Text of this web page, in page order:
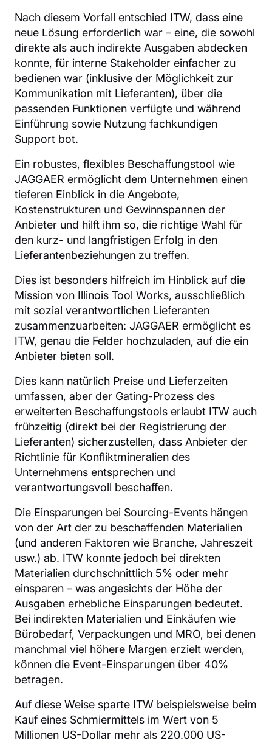
Nach diesem Vorfall entschied ITW, dass eine
neue Lösung erforderlich war – eine, die sowohl
direkte als auch indirekte Ausgaben abdecken
konnte, für interne Stakeholder einfacher zu
bedienen war (inklusive der Möglichkeit zur
Kommunikation mit Lieferanten), über die
passenden Funktionen verfügte und während
Einführung sowie Nutzung fachkundigen
Support bot.
Ein robustes, flexibles Beschaffungstool wie
JAGGAER ermöglicht dem Unternehmen einen
tieferen Einblick in die Angebote,
Kostenstrukturen und Gewinnspannen der
Anbieter und hilft ihm so, die richtige Wahl für
den kurz- und langfristigen Erfolg in den
Lieferantenbeziehungen zu treffen.
Dies ist besonders hilfreich im Hinblick auf die
Mission von Illinois Tool Works, ausschließlich
mit sozial verantwortlichen Lieferanten
zusammenzuarbeiten: JAGGAER ermöglicht es
ITW, genau die Felder hochzuladen, auf die ein
Anbieter bieten soll.
Dies kann natürlich Preise und Lieferzeiten
umfassen, aber der Gating-Prozess des
erweiterten Beschaffungstools erlaubt ITW auch
frühzeitig (direkt bei der Registrierung der
Lieferanten) sicherzustellen, dass Anbieter der
Richtlinie für Konfliktmineralien des
Unternehmens entsprechen und
verantwortungsvoll beschaffen.
Die Einsparungen bei Sourcing-Events hängen
von der Art der zu beschaffenden Materialien
(und anderen Faktoren wie Branche, Jahreszeit
usw.) ab. ITW konnte jedoch bei direkten
Materialien durchschnittlich 5% oder mehr
einsparen – was angesichts der Höhe der
Ausgaben erhebliche Einsparungen bedeutet.
Bei indirekten Materialien und Einkäufen wie
Bürobedarf, Verpackungen und MRO, bei denen
manchmal viel höhere Margen erzielt werden,
können die Event-Einsparungen über 40%
betragen.
Auf diese Weise sparte ITW beispielsweise beim
Kauf eines Schmiermittels im Wert von 5
Millionen US-Dollar mehr als 220.000 US-